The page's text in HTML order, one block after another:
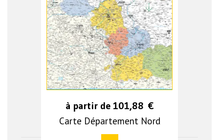
à partir de 101,88 €
Carte Département Nord